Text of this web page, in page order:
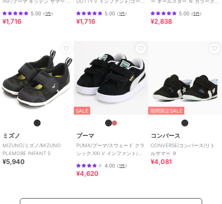
5.00 （1件）
¥1,716
5.00 （1件）
¥1,716
5.00（5件）
¥2,838
ミズノ
MIZUNO/ミズノ/MIZUNO
PLAMORE INFANT S
¥5,940
SALE
プーマ
PUMA/プーマ/スウェード クラ
シック XXI V インファント/ベ
4.00 （1件）
¥4,620
期間限定SALE
コンバース
CONVERSE/コンバース/リト
ルサマー ９
¥4,081